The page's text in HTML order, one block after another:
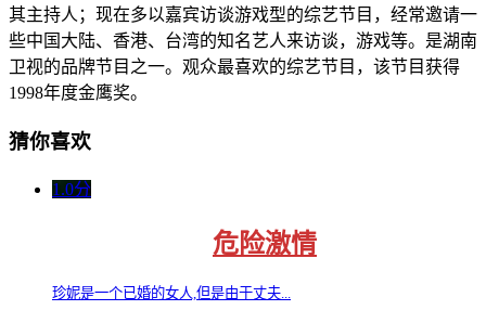
其主持人；现在多以嘉宾访谈游戏型的综艺节目，经常邀请一
些中国大陆、香港、台湾的知名艺人来访谈，游戏等。是湖南
卫视的品牌节目之一。观众最喜欢的综艺节目，该节目获得
1998年度金鹰奖。
猜你喜欢
1.0分
危险激情
珍妮是一个已婚的女人,但是由于丈夫...